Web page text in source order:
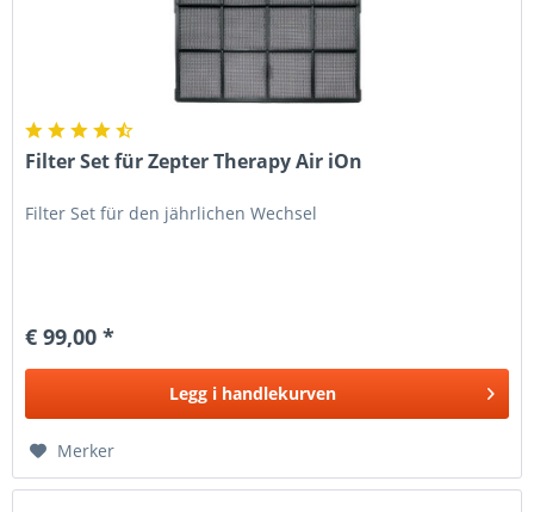
Filter Set für Zepter Therapy Air iOn
Filter Set für den jährlichen Wechsel
€ 99,00 *
Legg i handlekurven
Merker